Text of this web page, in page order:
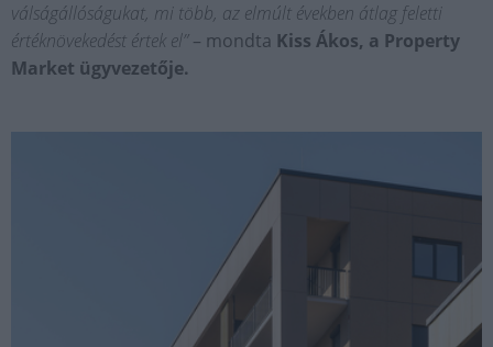
válságállóságukat, mi több, az elmúlt években átlag feletti
értéknövekedést értek el”– mondta Kiss Ákos, a Property
Market ügyvezetője.